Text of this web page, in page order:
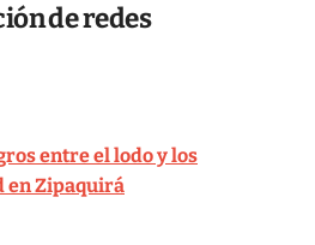
de redes
entre el lodo y los
en Zipaquirá